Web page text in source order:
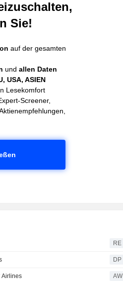
Sie!
auf der gesamten
undallen Daten
USA, ASIEN
Lesekomfort
Screener,
RE
DP
Airlines AW